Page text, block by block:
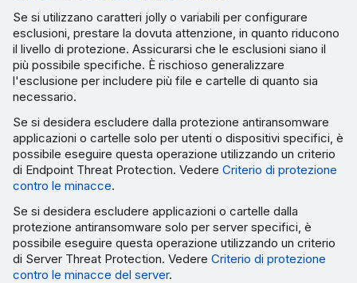
Se si utilizzano caratteri jolly o variabili per configurare
esclusioni, prestare la dovuta attenzione, in quanto riducono
il livello di protezione. Assicurarsi che le esclusioni siano il
più possibile specifiche. È rischioso generalizzare
l'esclusione per includere più file e cartelle di quanto sia
necessario.
Se si desidera escludere dalla protezione antiransomware
applicazioni o cartelle solo per utenti o dispositivi specifici, è
possibile eseguire questa operazione utilizzando un criterio
di Endpoint Threat Protection. Vedere Criterio di protezione
contro le minacce.
Se si desidera escludere applicazioni o cartelle dalla
protezione antiransomware solo per server specifici, è
possibile eseguire questa operazione utilizzando un criterio
di Server Threat Protection. Vedere Criterio di protezione
contro le minacce del server.